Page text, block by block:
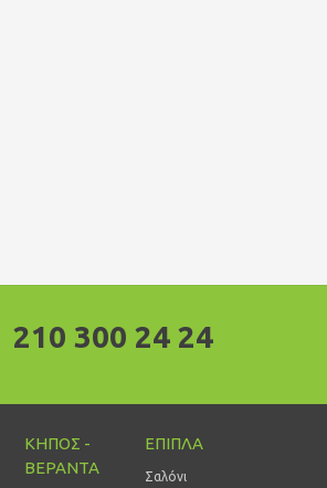
210 300 24 24
ΚΗΠΟΣ -
ΒΕΡΑΝΤΑ
ΕΠΙΠΛΑ
Σαλόνι